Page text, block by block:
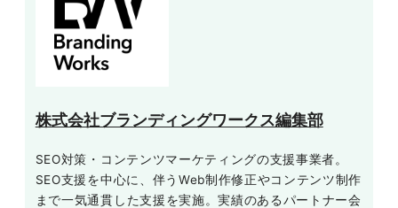
株式会社ブランディングワークス編集部
SEO対策・コンテンツマーケティングの支援事業者。
SEO支援を中心に、伴うWeb制作修正やコンテンツ制作
まで一気通貫した支援を実施。実績のあるパートナー会